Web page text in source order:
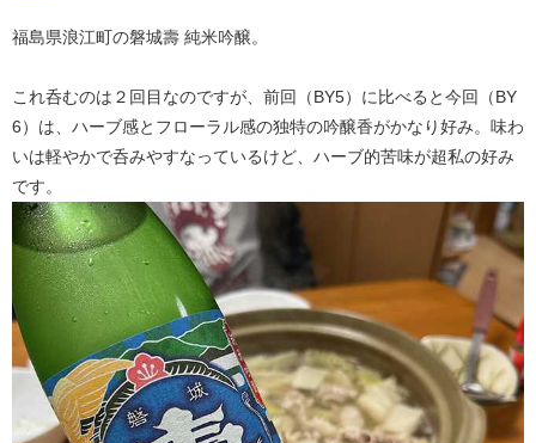
福島県浪江町の磐城壽 純米吟醸。
これ呑むのは２回目なのですが、前回（BY5）に比べると今回（BY
6）は、ハーブ感とフローラル感の独特の吟醸香がかなり好み。味わ
いは軽やかで呑みやすなっているけど、ハーブ的苦味が超私の好み
です。